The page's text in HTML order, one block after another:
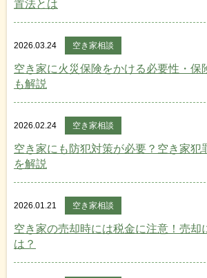
置法とは
2026.03.24 空き家相談
空き家に火災保険をかける必要性・保
も解説
2026.02.24 空き家相談
空き家にも防犯対策が必要？空き家犯
を解説
2026.01.21 空き家相談
空き家の売却時には税金に注意！売却
は？